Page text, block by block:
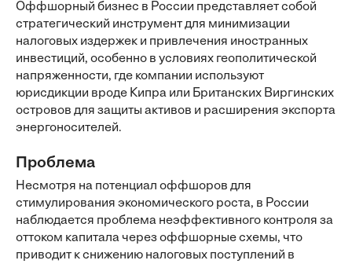
Оффшорный бизнес в России представляет собой
стратегический инструмент для минимизации
налоговых издержек и привлечения иностранных
инвестиций, особенно в условиях геополитической
напряженности, где компании используют
юрисдикции вроде Кипра или Британских Виргинских
островов для защиты активов и расширения экспорта
энергоносителей.
Проблема
Несмотря на потенциал оффшоров для
стимулирования экономического роста, в России
наблюдается проблема неэффективного контроля за
оттоком капитала через оффшорные схемы, что
приводит к снижению налоговых поступлений в